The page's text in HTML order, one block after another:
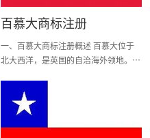
具体商品或服务项目清单；在这些商品
或服务项目上使用该商标的最早使用时
间，如果这些商品或服务项目分组，应
列出每组的最早使用时间。 6、申请人
提供在商业中真实使用商标的声明（实
际使用的）； 7、签署的委托书。 三、
商标的申请和注册 1、申请人资格：
（1）在加拿大打算使用以及打算被许
可使用商标的人； （2）在加拿大已经
口修改和更新的《商标注册用商品和服
务国际分类》。 5、哥伦比亚是1929年
纳条约》和世界知识产权组织成员国，
并于1996年9月3日加巴黎公约。 国家
英文缩写：CO。 申请材料 申请人主体
资格： 任何自然人、法人均可申请注
册商标。 申请所需文件： 1、申请人名
百慕大商标注册
一、百慕大商标注册概述 百慕大位于
北大西洋，是英国的自治海外领地。现
《商标法》。“注册总局知识产权办公
室”统一负责商标事务，官方语言为英
语。商标专用权需要通过注册取得。商
标注册不是强制性的，但为了保护商标